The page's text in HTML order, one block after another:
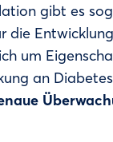
gibt es
die
um
an